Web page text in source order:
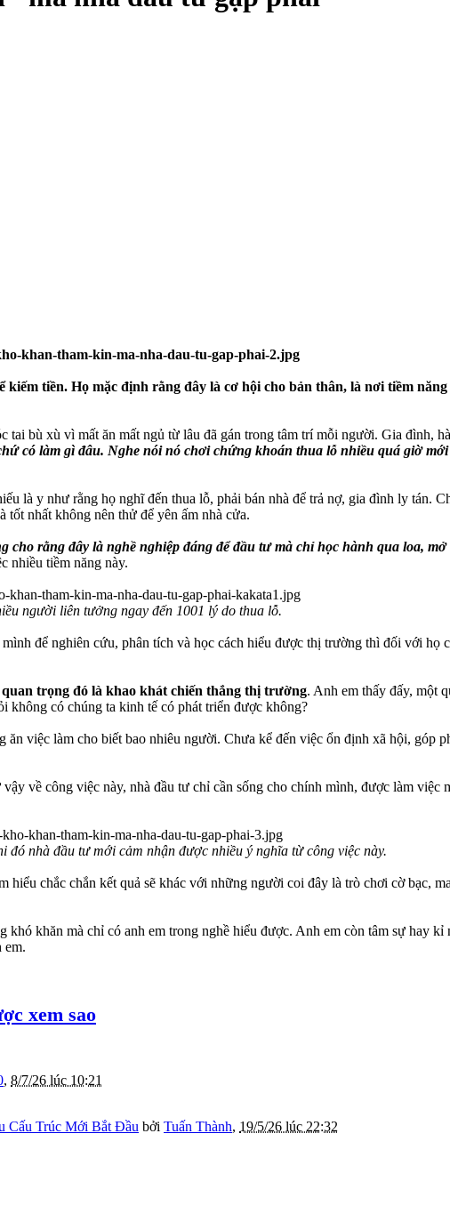
tiền. Họ mặc định rằng đây là cơ hội cho bản thân, là nơi tiềm
bù xù vì mất ăn mất ngủ từ lâu đã gán trong tâm trí mỗi người. Gia đình,
có làm gì đâu. Nghe nói nó chơi chứng khoán thua lỗ nhiều quá giờ
là y như rằng họ nghĩ đến thua lỗ, phải bán nhà để trả nợ, gia đình ly tán.
nhất không nên thử để yên ấm nhà cửa.
cho rằng đây là nghề nghiệp đáng để đầu tư mà chỉ học hành qua loa,
nhiều tiềm năng này.
người liên tưởng ngay đến 1001 lý do thua lỗ.
để nghiên cứu, phân tích và học cách hiểu được thị trường thì đối với họ
trọng đó là khao khát chiến thắng thị trường. Anh em thấy đấy, một
không có chúng ta kinh tế có phát triển được không?
việc làm cho biết bao nhiêu người. Chưa kể đến việc ổn định xã hội, góp
về công việc này, nhà đầu tư chỉ cần sống cho chính mình, được làm việc
đó nhà đầu tư mới cảm nhận được nhiều ý nghĩa từ công việc này.
chắc chắn kết quả sẽ khác với những người coi đây là trò chơi cờ bạc,
khăn mà chỉ có anh em trong nghề hiểu được. Anh em còn tâm sự hay kỉ
em.
xem sao
, 8/7/26 lúc 10:21
Cấu Trúc Mới Bắt Đầu bởi Tuấn Thành, 19/5/26 lúc 22:32